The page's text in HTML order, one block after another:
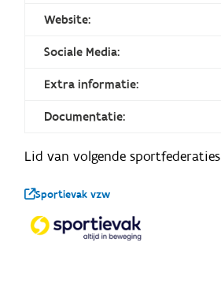
Website:
Sociale Media:
Extra informatie:
Documentatie:
Lid van volgende sportfederaties
Sportievak vzw